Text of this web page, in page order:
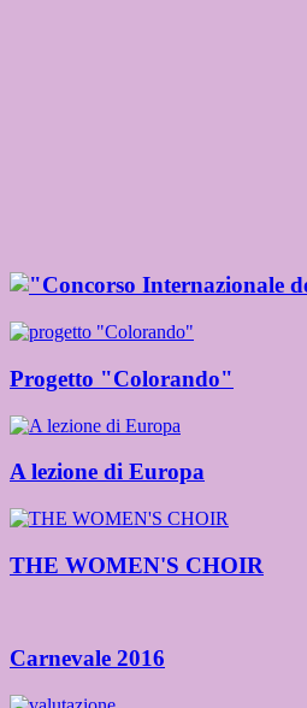
Progetto "Colorando"
A lezione di Europa
THE WOMEN'S CHOIR
Carnevale 2016